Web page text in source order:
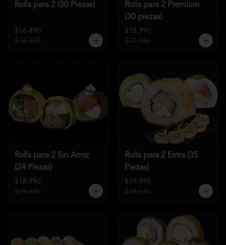
Rolls para 2 (30 Piezas)
$16.490
$18.590
Rolls para 2 Premium
(30 piezas)
$18.990
$21.586
Rolls para 2 Sin Arroz
(24 Piezas)
$18.990
$19.490
Rolls para 2 Extra (35
Piezas)
$19.990
$24.140